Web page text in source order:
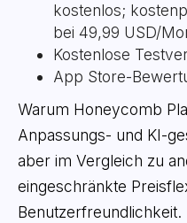
kostenlos;
bei 49,99 USD/
Kostenlose
App Store-
Warum Honeycomb
Anpassungs- und KI-
aber im Vergleich zu
eingeschränkte
Benutzerfreundlichkeit.